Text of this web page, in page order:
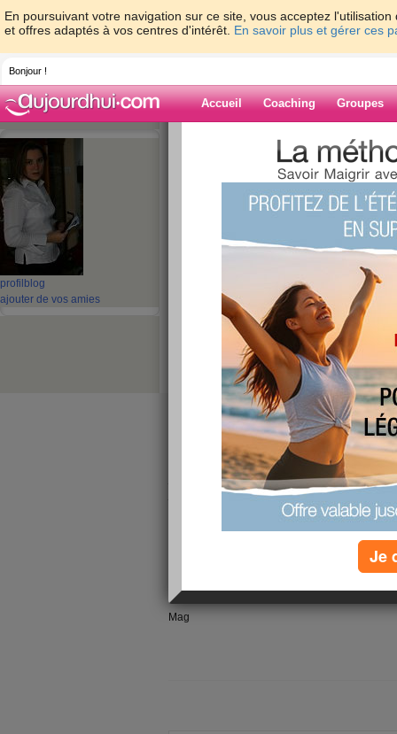
En poursuivant votre navigation sur ce site, vous acceptez
et offres adaptés à vos centres d'intérêt. En savoir plus et gérer ces
Bonjour !
Accueil Coaching Groupes
profil blog
ajouter de vos amies
> > La vie
Blog de
La vie est belle
Alors voila, j'ai passé un super week-end
moment (ça fait 2 semaine et ça devient
c'est pas son style lol).
Je rentre de week-end je monte sur la
nimportequoi c'est seulement +200g
mais surement...).
Donc voila aujourd'hui régime protéinée ... ça
journé suffira pour perdre les 200g repris.
je suis encore assez fatiguée donc je vais y
Mag
Je